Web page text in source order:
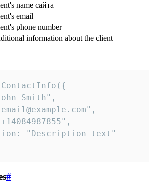
name сайта
email
phone number
information about the client
Smith",
"Description text"
#